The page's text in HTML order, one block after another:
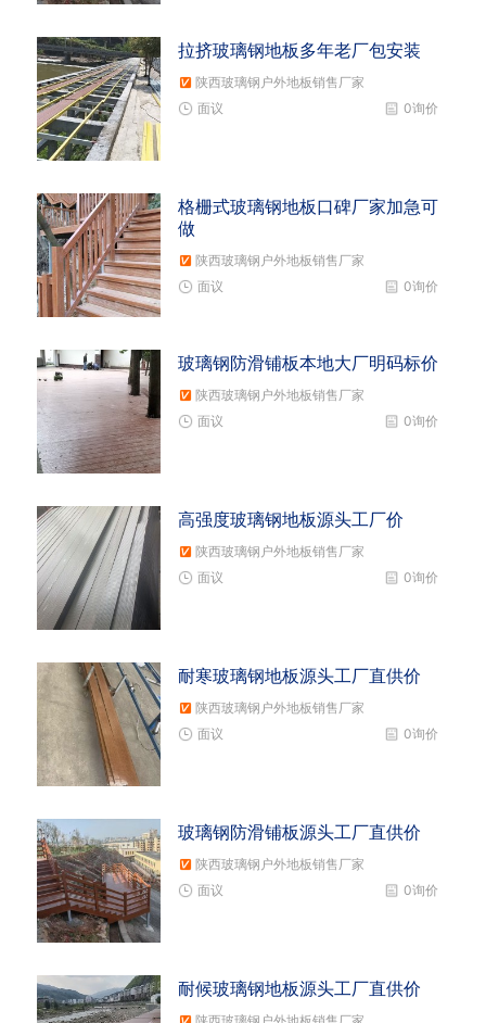
拉挤玻璃钢地板多年老厂包安装
陕西玻璃钢户外地板销售厂家
0询价
面议
格栅式玻璃钢地板口碑厂家加急可
做
陕西玻璃钢户外地板销售厂家
0询价
面议
玻璃钢防滑铺板本地大厂明码标价
陕西玻璃钢户外地板销售厂家
0询价
面议
高强度玻璃钢地板源头工厂价
陕西玻璃钢户外地板销售厂家
0询价
面议
耐寒玻璃钢地板源头工厂直供价
陕西玻璃钢户外地板销售厂家
0询价
面议
玻璃钢防滑铺板源头工厂直供价
陕西玻璃钢户外地板销售厂家
0询价
面议
耐候玻璃钢地板源头工厂直供价